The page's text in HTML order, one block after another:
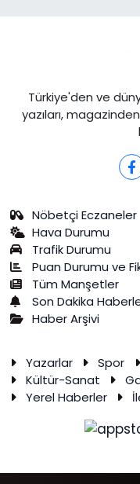
Türkiye'den ve
yazıları,
Nöbetçi Eczaneler
Hava Durumu
Trafik Durumu
Puan Durumu ve
Tüm Manşetler
Son Dakika
Haber Arşivi
Yazarlar Spor
Kültür-Sanat
Yerel Haberler